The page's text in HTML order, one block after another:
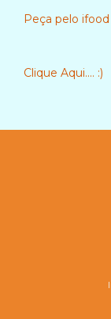
Peça pelo
Clique Aqui.... :)